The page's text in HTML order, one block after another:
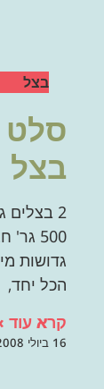
בצל
סלט
בצל
2 בצלים
הכל יחד,
קרא עוד
16 ביולי 2008